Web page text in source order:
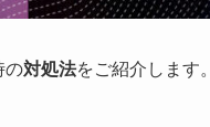
の対処法をご紹介します。